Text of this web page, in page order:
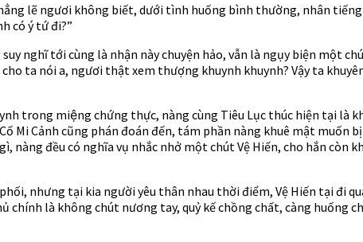
lẽ ngươi không biết, dưới tình huống bình thường, nhân
có ý tứ đi?”
nghĩ tới cùng là nhận này chuyện hảo, vẫn là ngụy biện một
ta nói a, ngươi thật xem thượng khuynh khuynh? Vậy ta
trong miệng chứng thực, nàng cùng Tiêu Lục thúc hiện tại là
Mi Cảnh cũng phán đoán đến, tám phần nàng khuê mật muốn
nàng đều có nghĩa vụ nhắc nhở một chút Vệ Hiến, cho hắn
nhưng tại kia người yêu thân nhau thời điểm, Vệ Hiến tại đi
là không chút nương tay, quỷ kế chồng chất, càng huống